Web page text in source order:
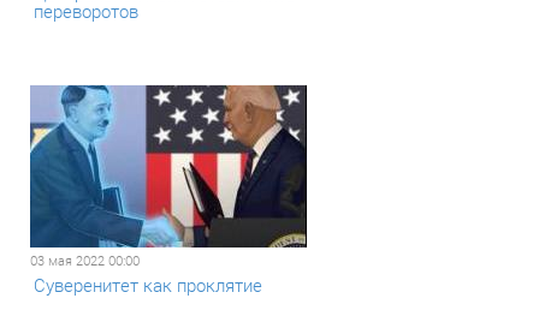
переворотов
03 мая 2022 00:00
Суверенитет как проклятие